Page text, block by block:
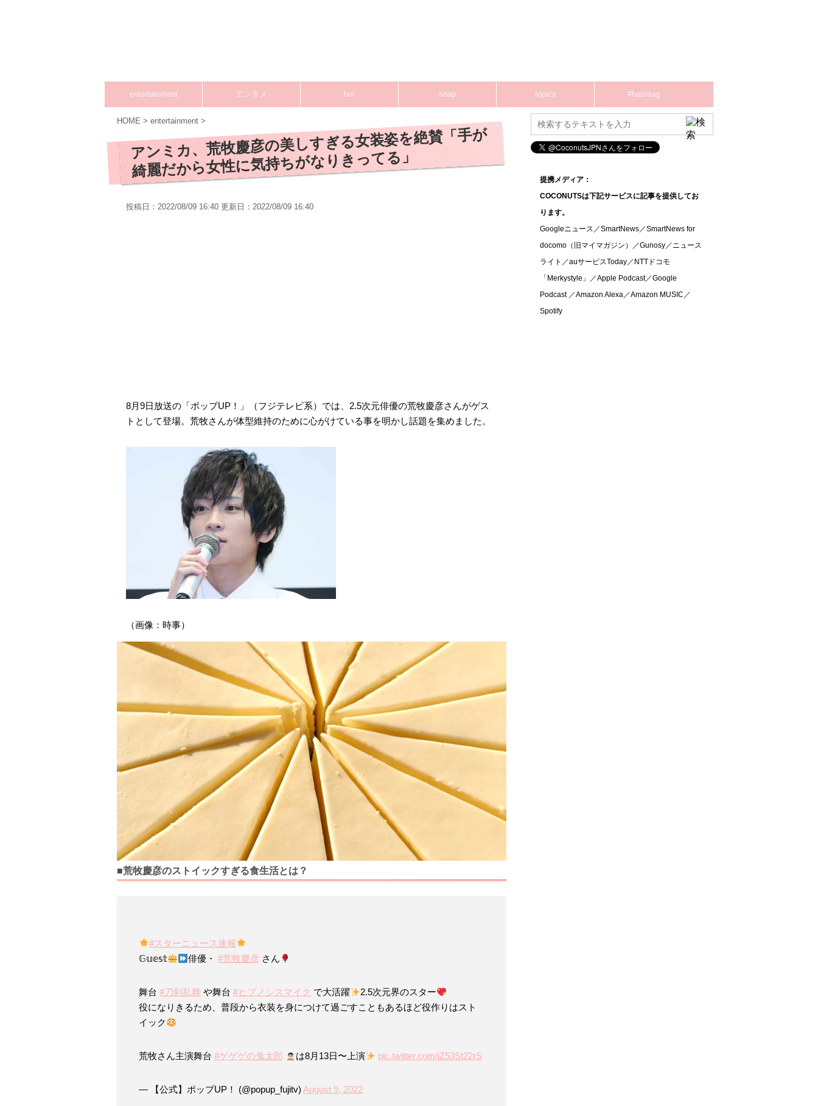
entertainment エンタメ hot snap topics #hashtag
HOME > entertainment >
アンミカ、荒牧慶彦の美しすぎる女装姿を絶賛「手が
綺麗だから女性に気持ちがなりきってる」
投稿日：2022/08/09 16:40 更新日： 2022/08/09 16:40
8月9日放送の「ポップUP！」（フジテレビ系）では、2.5次元俳優の荒牧慶彦さんがゲス
トとして登場。荒牧さんが体型維持のために心がけている事を明かし話題を集めました。
（画像：時事）
■荒牧慶彦のストイックすぎる食生活とは？
#スターニュース速報
𝔾𝕦𝕖𝕤𝕥
俳優・#荒牧慶彦 さん
舞台 #刀剣乱舞 や舞台 #ヒプノシスマイク で大活躍
2.5次元界のスター
役になりきるため、普段から衣装を身につけて過ごすこともあるほど役作りはスト
イック
荒牧さん主演舞台 #ゲゲゲの鬼太郎 は8月13日〜上演 pic.twitter.com/jZ53St22rS
— 【公式】ポップUP！ (@popup_fujitv) August 9, 2022
提携メディア：
COCONUTSは下記サービスに記事を提供してお
ります。
Googleニュース／SmartNews／SmartNews for
docomo（旧マイマガジン）／Gunosy／ニュース
ライト／auサービスToday／NTTドコモ
「Merkystyle」／Apple Podcast／Google
Podcast ／Amazon Alexa／Amazon MUSIC／
Spotify